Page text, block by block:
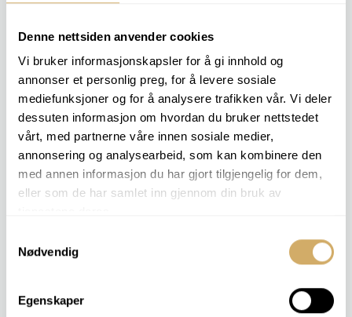
Denne nettsiden anvender cookies
Vi bruker informasjonskapsler for å gi innhold og
annonser et personlig preg, for å levere sosiale
mediefunksjoner og for å analysere trafikken vår. Vi deler
dessuten informasjon om hvordan du bruker nettstedet
vårt, med partnerne våre innen sosiale medier,
annonsering og analysearbeid, som kan kombinere den
med annen informasjon du har gjort tilgjengelig for dem,
eller som de har samlet inn gjennom din bruk av
Nødvendig
Egenskaper
plastiques.
Les analyses typiques comprennent :
Spectroscopie FTIR pour l'identification des polymères
Examen visuel et microscopique
Comparaison avec des échantillons de référence et des
types de plastique
Mesure de l'humidité et évaluation de l'état du matériau
Veuillez nous contacter si vous avez des matériaux
conformité aux spécifications.